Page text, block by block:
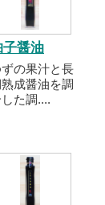
子醤油
ずの果汁と長
成醤油を調
た調....